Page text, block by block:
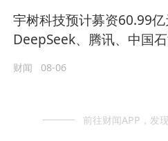
宇树科技预计募资60.99亿
DeepSeek、腾讯、中国
财闻 08-06
前往财闻APP，发